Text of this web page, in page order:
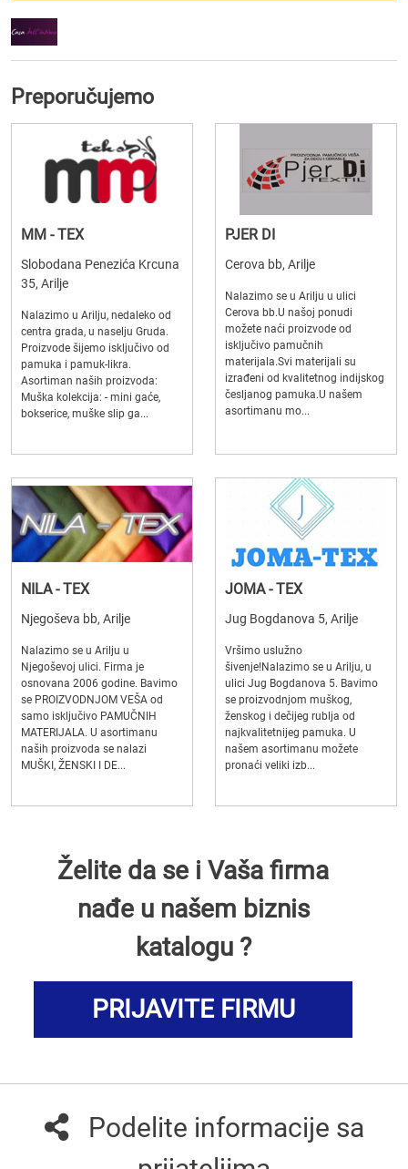
Preporučujemo
MM - TEX
Slobodana Penezića Krcuna
35, Arilje
Nalazimo u Arilju, nedaleko od
centra grada, u naselju Gruda.
Proizvode šijemo isključivo od
pamuka i pamuk-likra.
Asortiman naših proizvoda:
Muška kolekcija: - mini gaće,
bokserice, muške slip ga...
PJER DI
Cerova bb, Arilje
Nalazimo se u Arilju u ulici
Cerova bb.U našoj ponudi
možete naći proizvode od
isključivo pamučnih
materijala.Svi materijali su
izrađeni od kvalitetnog indijskog
česljanog pamuka.U našem
asortimanu mo...
NILA - TEX
Njegoševa bb, Arilje
Nalazimo se u Arilju u
Njegoševoj ulici. Firma je
osnovana 2006 godine. Bavimo
se PROIZVODNJOM VEŠA od
samo isključivo PAMUČNIH
MATERIJALA. U asortimanu
naših proizvoda se nalazi
MUŠKI, ŽENSKI I DE...
JOMA - TEX
Jug Bogdanova 5, Arilje
Vršimo uslužno
šivenje!Nalazimo se u Arilju, u
ulici Jug Bogdanova 5. Bavimo
se proizvodnjom muškog,
ženskog i dečijeg rublja od
najkvalitetnijeg pamuka. U
našem asortimanu možete
pronaći veliki izb...
Želite da se i Vaša firma
nađe u našem biznis
katalogu ?
PRIJAVITE FIRMU
Podelite informacije sa